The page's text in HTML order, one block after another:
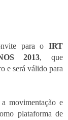
para o IRT
2013, que
e será válido para
movimentação e
plataforma de